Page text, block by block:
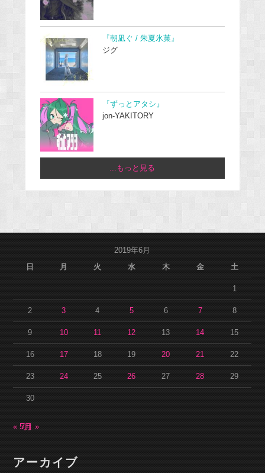
『朝凪ぐ / 朱夏氷菓』
ジグ
『ずっとアタシ』
jon-YAKITORY
...もっと見る
2019年6月
日
月 火 水 木 金 土
1
2 3 4 5 6 7 8
9 10 11 12 13 14 15
16 17 18 19 20 21 22
23 24 25 26 27 28 29
30
« 5月7月 »
アーカイブ